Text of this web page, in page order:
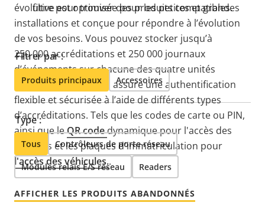
évolutive est optimisée pour les petites et grandes
installations et conçue pour répondre à l’évolution
de vos besoins. Vous pouvez stocker jusqu’à
250 000 accréditations et 250 000 journaux
d’événements sur chacune des quatre unités
barebone. En outre, il assure une authentification
flexible et sécurisée à l’aide de différents types
d’accréditations. Tels que les codes de carte ou PIN,
ainsi que leQR codedynamique pour l'accès des
visiteurs et les plaques d'immatriculation pour
l'accès des véhicules..
filtre pour trouver des produits compatibles.
Filtrer par :
Produits principaux Accessoires
Type :
Tous Contrôleurs de porte réseau
Modules relais E/S réseau Readers
AFFICHER LES PRODUITS ABANDONNÉS